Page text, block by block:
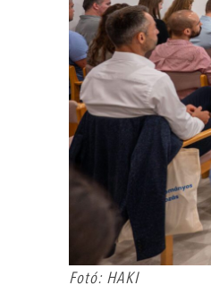
Fotó: HAKI